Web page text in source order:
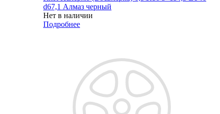
d67,1 Алмаз черный
Нет в наличии
Подробнее